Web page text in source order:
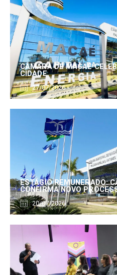
CÂMARA DE MACAÉ
CIDADE
27/07/2026
ESTÁGIO REMUNERADO:
CONFIRMA NOVO
20/07/2026